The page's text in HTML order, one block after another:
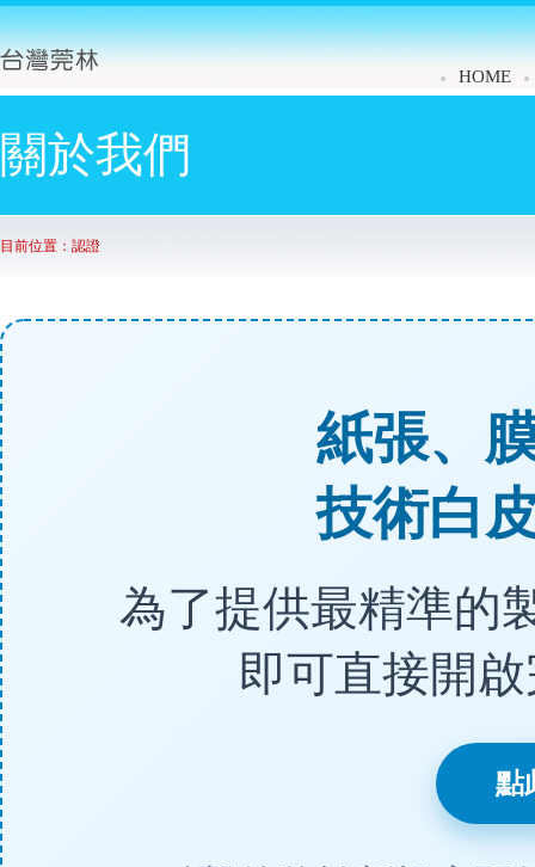
● HOME ●
關於我們
目前位置：認證
紙張、
技術白
為了提供最精準的
即可直接開
點